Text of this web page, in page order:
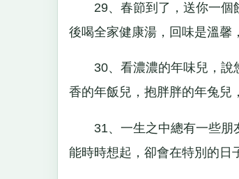
29、春節到了，送你一個餃
後喝全家健康湯，回味是溫馨
30、看濃濃的年味兒，說悠
香的年飯兒，抱胖胖的年兔兒
31、一生之中總有一些朋友
能時時想起，卻會在特別的日